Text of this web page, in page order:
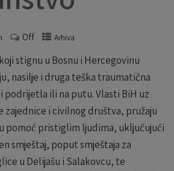
Off Arhiva
stignu u Bosnu i Hercegovinu
nasilje i druga teška traumatična
podrijetla ili na putu. Vlasti BiH uz
zajednice i civilnog društva, pružaju
pomoć pristiglim ljudima, uključujući
smještaj, poput smještaja za
u Delijašu i Salakovcu, te